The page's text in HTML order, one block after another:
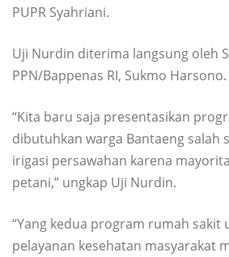
PUPR Syahriani.
Uji Nurdin diterima langsung oleh
PPN/Bappenas RI, Sukmo Harsono.
“Kita baru saja presentasikan
dibutuhkan warga Bantaeng salah
irigasi persawahan karena
petani,” ungkap Uji Nurdin.
“Yang kedua program rumah sakit
pelayanan kesehatan masyarakat